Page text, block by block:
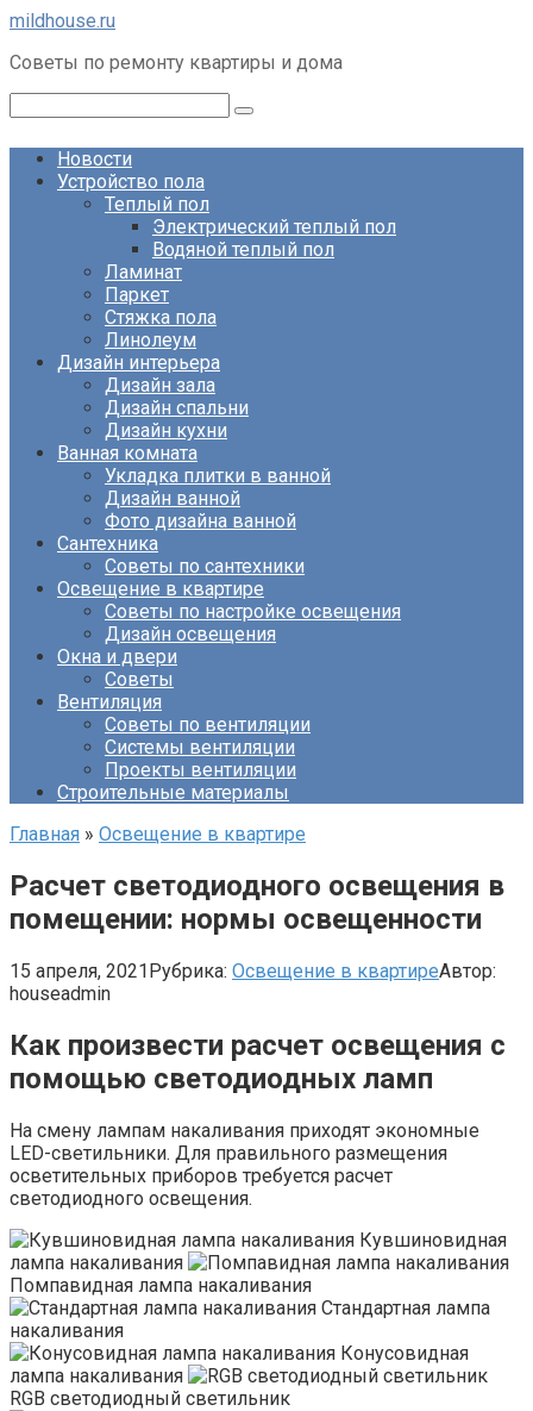
Перейти
контенту
mildhouse.ru
Советы по ремонту квартиры и дома
Новости
Устройство пола
Теплый пол
Электрический теплый пол
Водяной теплый пол
Ламинат
Паркет
Стяжка пола
Линолеум
Дизайн интерьера
Дизайн зала
Дизайн спальни
Дизайн кухни
Ванная комната
Укладка плитки в ванной
Дизайн ванной
Фото дизайна ванной
Сантехника
Советы по сантехники
Освещение в квартире
Советы по настройке освещения
Дизайн освещения
Окна и двери
Советы
Вентиляция
Советы по вентиляции
Системы вентиляции
Проекты вентиляции
Строительные материалы
Главная » Освещение в квартире
Расчет светодиодного освещения в
помещении: нормы освещенности
15 апреля, 2021Рубрика: Освещение в квартиреАвтор:
houseadmin
Как произвести расчет освещения с
помощью светодиодных ламп
На смену лампам накаливания приходят экономные
LED-светильники. Для правильного размещения
осветительных приборов требуется расчет
светодиодного освещения.
Кувшиновидная
лампа накаливания
Помпавидная лампа накаливания
Стандартная лампа
накаливания
Конусовидная
лампа накаливания
RGB светодиодный светильник